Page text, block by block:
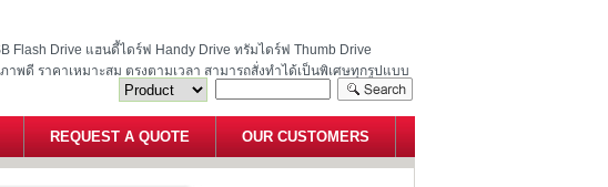
Flash Drive แฮนดี้ไดร์ฟ Handy Drive ทรัมไดร์ฟ Thumb Drive
พดี ราคาเหมาะสม ตรงตามเวลา สามารถสั่งทำได้เป็นพิเศษทุกรูปแบบ
REQUEST A QUOTE OUR CUSTOMERS